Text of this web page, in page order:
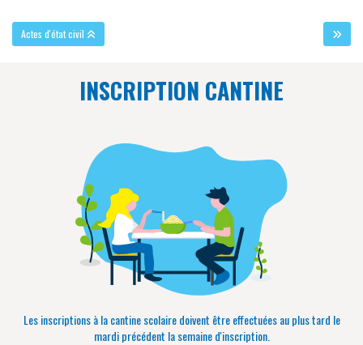
Actes d'état civil
INSCRIPTION CANTINE
Les inscriptions à la cantine scolaire doivent être effectuées au plus tard le
mardi précédent la semaine d'inscription.